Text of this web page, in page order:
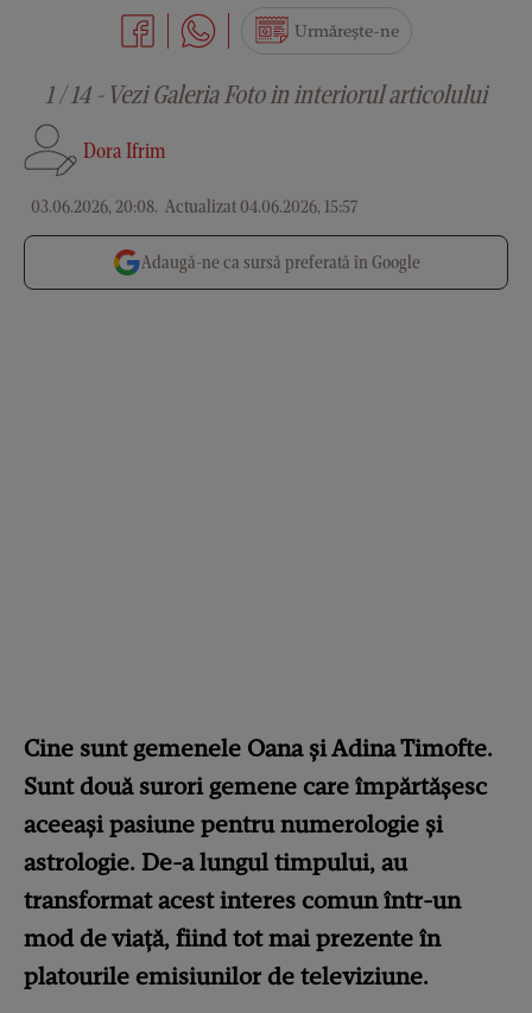
Dora Ifrim
03.06.2026, 20:08. Actualizat 04.06.2026, 15:57
Urmărește-ne
1 / 14 - Vezi Galeria Foto in interiorul articolului
Adaugă-ne ca sursă preferată în Google
Cine sunt gemenele Oana și Adina Timofte.
Sunt două surori gemene care împărtășesc
aceeași pasiune pentru numerologie și
astrologie. De-a lungul timpului, au
transformat acest interes comun într-un
mod de viață, fiind tot mai prezente în
platourile emisiunilor de televiziune.